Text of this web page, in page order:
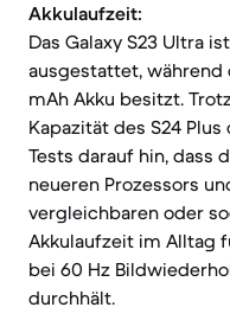
Akkulaufzeit:
Das Galaxy S23 Ultra
ausgestattet, während
mAh Akku besitzt.
Kapazität des S24
Tests darauf hin, dass
neueren Prozessors
vergleichbaren oder
Akkulaufzeit im Alltag
bei 60 Hz
durchhält.